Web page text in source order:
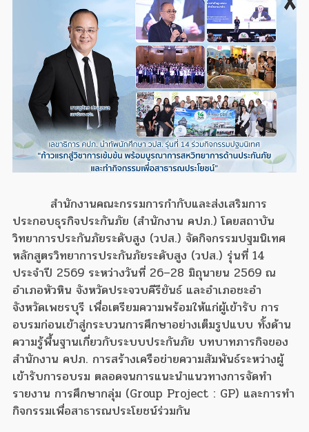
สำนักงานคณะกรรมการกำกับและส่งเสริมการ
ประกอบธุรกิจประกันภัย (สำนักงาน คปภ.) โดยสถาบัน
วิทยาการประกันภัยระดับสูง (วปส.) จัดกิจกรรมปฐมนิเทศ
หลักสูตรวิทยาการประกันภัยระดับสูง (วปส.) รุ่นที่ 14
ประจำปี 2569 ระหว่างวันที่ 26–28 มิถุนายน 2569 ณ
อำเภอหัวหิน จังหวัดประจวบคีรีขันธ์ และอำเภอชะอำ
จังหวัดเพชรบุรี เพื่อเตรียมความพร้อมให้แก่ผู้เข้ารับ การ
อบรมก่อนเข้าสู่กระบวนการศึกษาอย่างเต็มรูปแบบ ทั้งด้าน
ความรู้พื้นฐานเกี่ยวกับระบบประกันภัย บทบาทภารกิจของ
สำนักงาน คปภ. การสร้างเครือข่ายความสัมพันธ์ระหว่างผู้
เข้ารับการอบรม ตลอดจนการแนะนำแนวทางการจัดทำ
รายงาน การศึกษากลุ่ม (Group Project : GP) และการทำ
กิจกรรมเพื่อสาธารณประโยชน์ร่วมกัน